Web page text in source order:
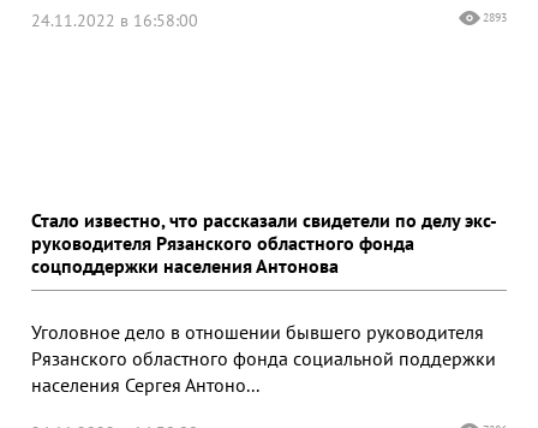
24.11.2022 в 16:58:00 2893
Стало известно, что рассказали свидетели по делу экс-
руководителя Рязанского областного фонда
соцподдержки населения Антонова
Уголовное дело в отношении бывшего руководителя
Рязанского областного фонда социальной поддержки
населения Сергея Антоно...